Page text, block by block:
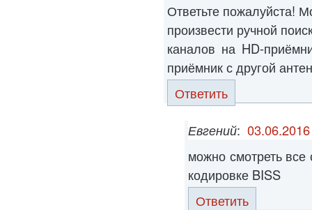
Ответьте пожалуйста!
произвести ручной
каналов на HD-
приёмник с другой
Ответить
Евгений:
можно смотреть все
кодировке BISS
Ответить